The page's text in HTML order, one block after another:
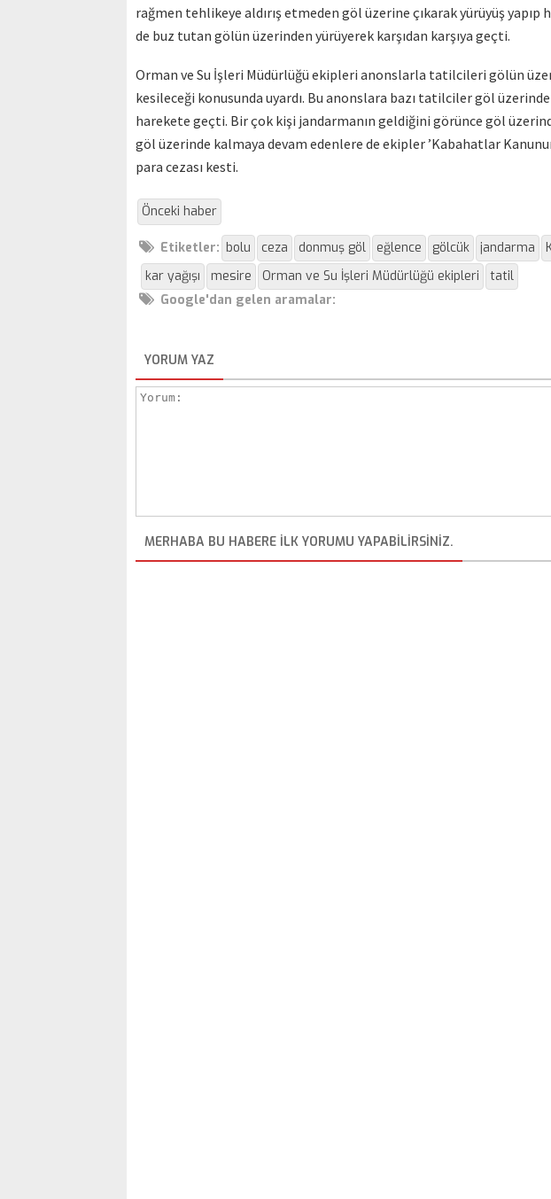
rağmen tehlikeye aldırış etmeden göl üzerine çıkarak yürüyüş
de buz tutan gölün üzerinden yürüyerek karşıdan karşıya geçti.
Orman ve Su İşleri Müdürlüğü ekipleri anonslarla tatilcileri gölün
kesileceği konusunda uyardı. Bu anonslara bazı tatilciler göl
harekete geçti. Bir çok kişi jandarmanın geldiğini görünce göl
göl üzerinde kalmaya devam edenlere de ekipler ’Kabahatlar
para cezası kesti.
Önceki haber
Etiketler: bolu ceza donmuş göl eğlence gölcük jandarma
kar yağışı
mesire Orman ve Su İşleri Müdürlüğü ekipleri
tatil
Google'dan gelen aramalar:
YORUM YAZ
MERHABA BU HABERE ILK YORUMU YAPABILIRSINIZ.